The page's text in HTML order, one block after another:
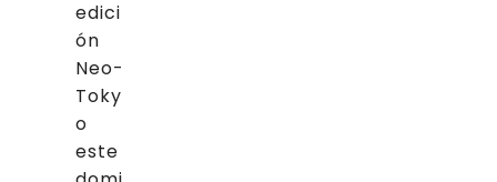
edici
ón
Neo-
Toky
o
este